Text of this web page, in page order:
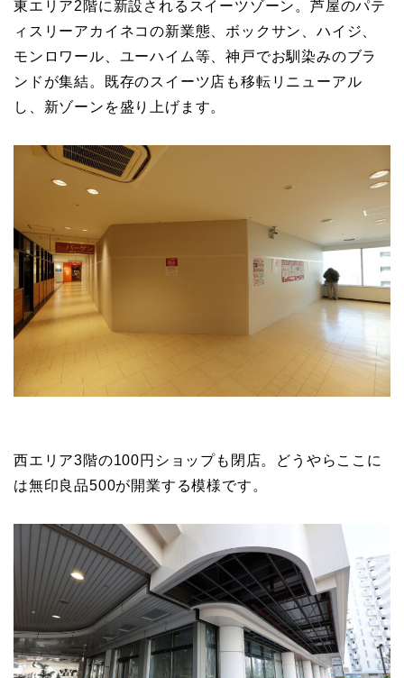
東エリア2階に新設されるスイーツゾーン。芦屋のパテ
ィスリーアカイネコの新業態、ボックサン、ハイジ、
モンロワール、ユーハイム等、神戸でお馴染みのブラ
ンドが集結。既存のスイーツ店も移転リニューアル
し、新ゾーンを盛り上げます。
西エリア3階の100円ショップも閉店。どうやらここに
は無印良品500が開業する模様です。